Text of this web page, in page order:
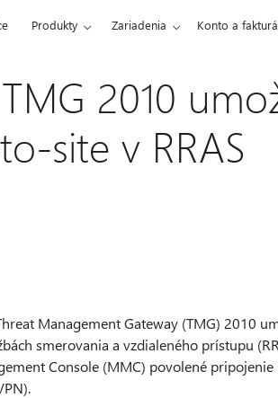
Produkty Zariadenia Konto a
2010
site v RRAS
Management Gateway (TMG) 2010
smerovania a vzdialeného prístupu
Console (MMC) povolené